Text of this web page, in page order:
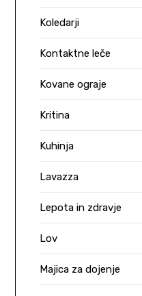
Koledarji
Kontaktne leče
Kovane ograje
Kritina
Kuhinja
Lavazza
Lepota in zdravje
Lov
Majica za dojenje